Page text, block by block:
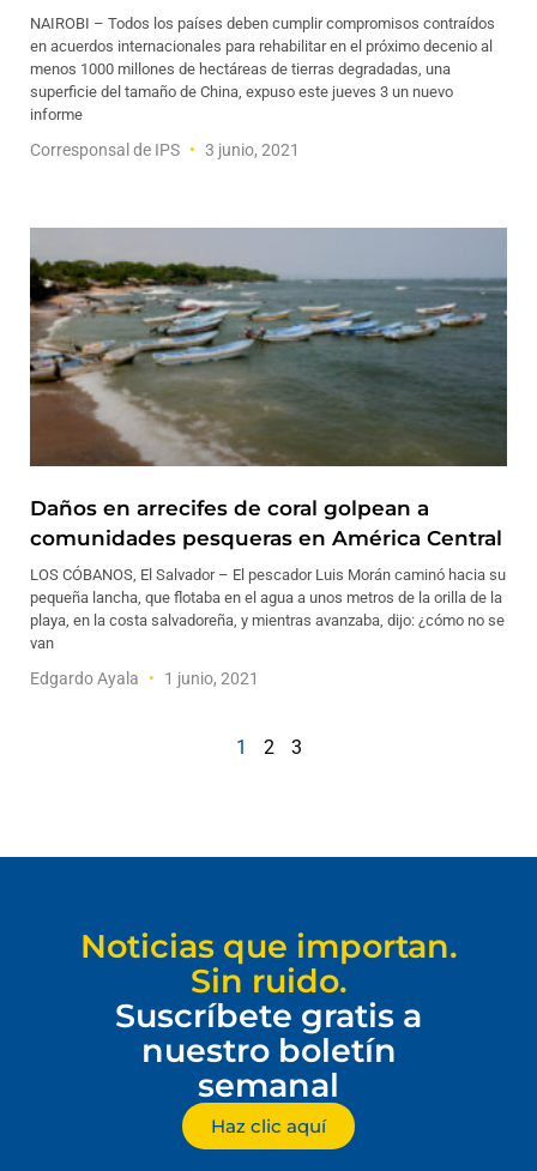
NAIROBI – Todos los países deben cumplir compromisos contraídos
en acuerdos internacionales para rehabilitar en el próximo decenio al
menos 1000 millones de hectáreas de tierras degradadas, una
superficie del tamaño de China, expuso este jueves 3 un nuevo
informe
Corresponsal de IPS 3 junio, 2021
Daños en arrecifes de coral golpean a
comunidades pesqueras en América Central
LOS CÓBANOS, El Salvador – El pescador Luis Morán caminó hacia su
pequeña lancha, que flotaba en el agua a unos metros de la orilla de la
playa, en la costa salvadoreña, y mientras avanzaba, dijo: ¿cómo no se
van
Edgardo Ayala 1 junio, 2021
1 2 3
Noticias que importan.
Sin ruido.
Suscríbete gratis a
nuestro boletín
semanal
Haz clic aquí